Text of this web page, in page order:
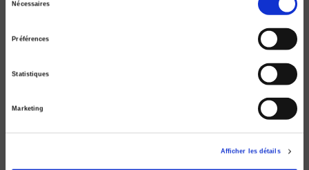
Nécessaires
Préférences
Statistiques
Marketing
Afficher les détails
Le Monde d'aujourd'hui
Les sciences sociales au temps de la Covid